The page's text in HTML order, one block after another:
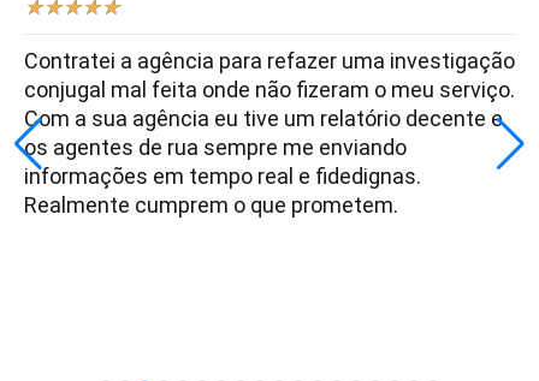
★★★★★
Contratei a agência para refazer uma investigação
conjugal mal feita onde não fizeram o meu serviço.
Com a sua agência eu tive um relatório decente e
os agentes de rua sempre me enviando
informações em tempo real e fidedignas.
Realmente cumprem o que prometem.